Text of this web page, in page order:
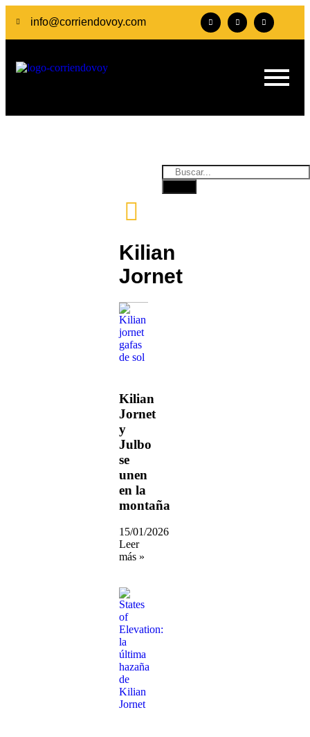
info@corriendovoy.com
Kilian
Jornet
Kilian
Jornet
y
Julbo
se
unen
en la
montaña
15/01/2026
Leer
más »